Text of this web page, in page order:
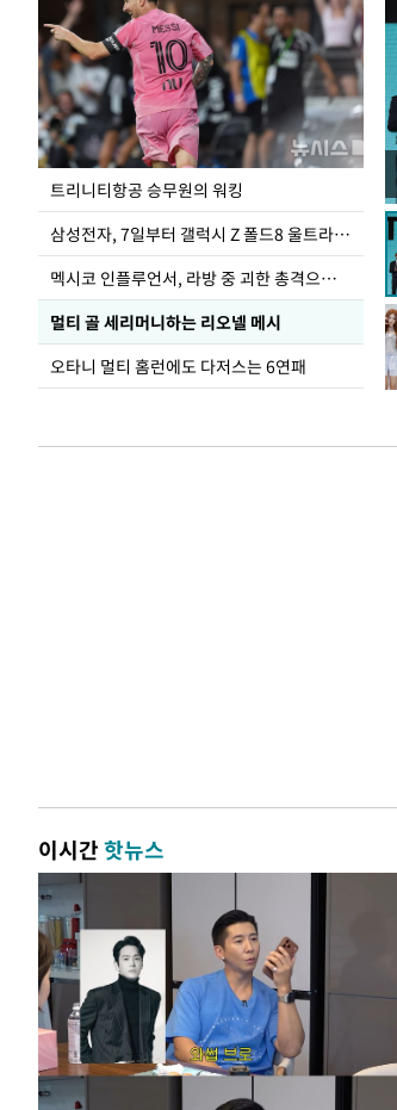
트리니티항공 승무원의 워킹
삼성전자, 7일부터 갤럭시 Z 폴드8 울트라·폴드8·플립8 출시
멕시코 인플루언서, 라방 중 괴한 총격으로 사망
멀티 골 세리머니하는 리오넬 메시
오타니 멀티 홈런에도 다저스는 6연패
이시간핫뉴스